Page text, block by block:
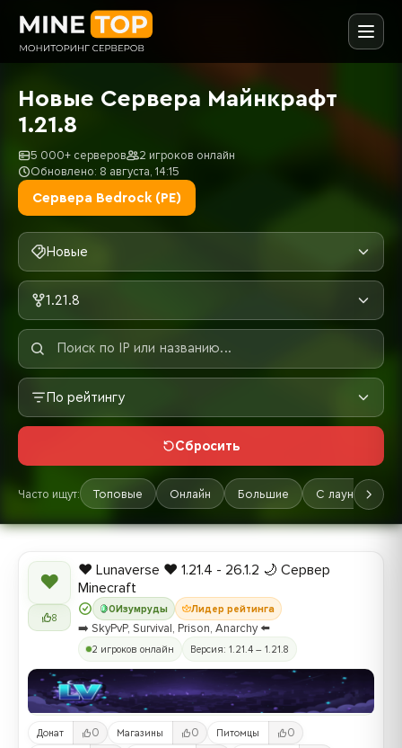
Новые Сервера Майнкрафт
1.21.8
5 000+ серверов
2 игроков онлайн
Обновлено: 8 августа, 14:15
Сервера Bedrock (PE)
Новые
1.21.8
По рейтингу
Сбросить
Часто ищут: Топовые Онлайн Большие С лаунчером
❤
8
0Изумруды Лидер рейтинга
❤️ Lunaverse ❤️ 1.21.4 - 26.1.2 🌙 Сервер
Minecraft
➡️ SkyPvP, Survival, Prison, Anarchy ⬅️
2 игроков онлайн Версия: 1.21.4 – 1.21.8
Донат 0 Магазины 0 Питомцы 0